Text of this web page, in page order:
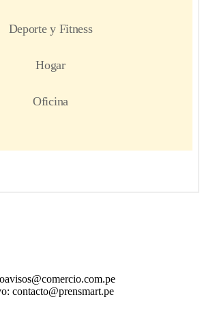
contacto@prensmart.pe